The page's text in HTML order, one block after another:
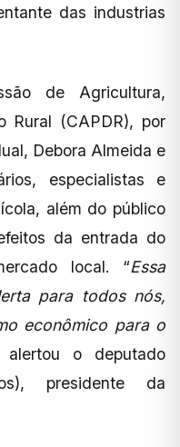
das industrias
de Agricultura,
Rural (CAPDR), por
Debora Almeida e
especialistas e
além do público
da entrada do
local. “Essa
para todos nós,
econômico para o
alertou o deputado
presidente da